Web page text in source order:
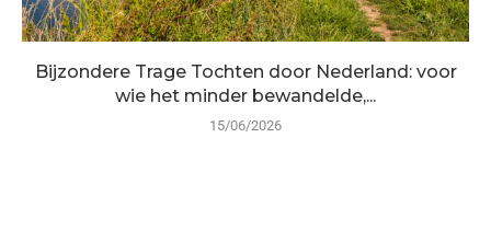
Bijzondere Trage Tochten door Nederland: voor
wie het minder bewandelde,...
15/06/2026